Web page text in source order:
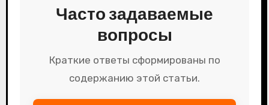
Часто задаваемые
вопросы
Краткие ответы сформированы по
содержанию этой статьи.